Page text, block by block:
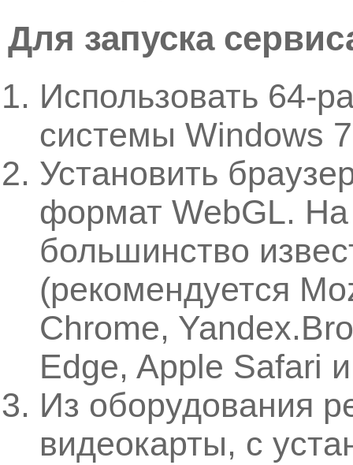
Для запуска
Использовать 64-
системы Windows
Установить
формат WebGL. На
большинство
(рекомендуется
Chrome,
Edge, Apple Safari
Из оборудования
видеокарты, с